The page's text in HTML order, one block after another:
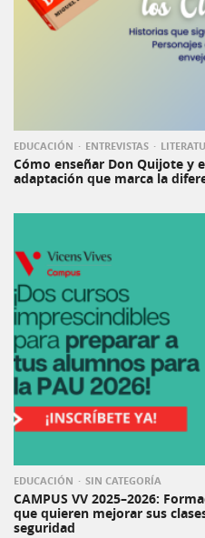
EDUCACIÓN ENTREVISTAS
Cómo enseñar Don Quijote y
adaptación que marca la
EDUCACIÓN SIN CATEGORÍA
CAMPUS VV 2025–2026:
que quieren mejorar sus
seguridad